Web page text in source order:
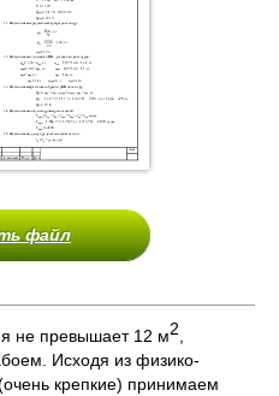
файл
не превышает 12 м2
Исходя из физико-
крепкие) принимаем